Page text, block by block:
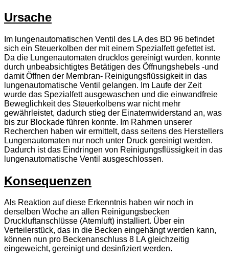
Ursache
Im lungenautomatischen Ventil des LAdes BD 96 befindet
sich ein Steuerkolben der mit einem Spezialfett gefettet ist.
Da die Lungenautomaten drucklos gereinigt wurden, konnte
durch unbeabsichtigtes Betätigen des Öffnungshebels -und
damit Öffnen der Membran- Reinigungsflüssigkeit in das
lungenautomatische Ventil gelangen. Im Laufe der Zeit
wurde das Spezialfett ausgewaschen und die einwandfreie
Beweglichkeit des Steuerkolbens war nicht mehr
gewährleistet, dadurch stieg der Einatemwiderstand an, was
bis zur Blockade führen konnte. Im Rahmen unserer
Recherchen haben wir ermittelt, dass seitens des Herstellers
Lungenautomaten nur noch unter Druck gereinigt werden.
Dadurch ist das Eindringen von Reinigungsflüssigkeit in das
lungenautomatische Ventil ausgeschlossen.
Konsequenzen
Als Reaktion auf diese Erkenntnis haben wir noch in
derselben Woche an allen Reinigungsbecken
Druckluftanschlüsse (Atemluft) installiert. Über ein
Verteilerstück, das in die Becken eingehängt werden kann,
können nun pro Beckenanschluss 8 LA gleichzeitig
eingeweicht, gereinigt und desinfiziert werden.